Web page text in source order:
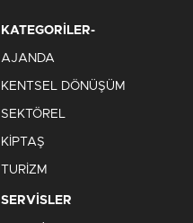
KATEGORİLER-
AJANDA
KENTSEL DÖNÜŞÜM
SEKTÖREL
KİPTAŞ
TURİZM
SERVİSLER